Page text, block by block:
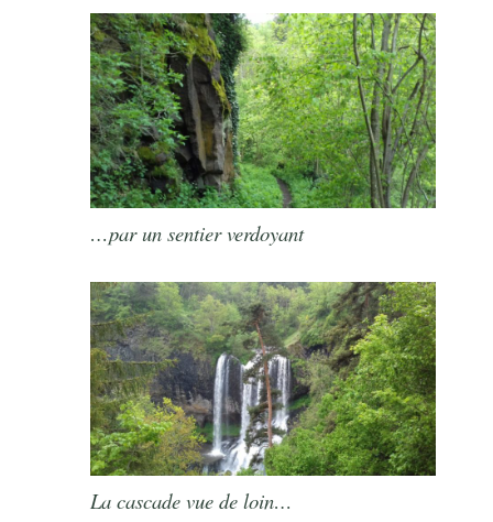
…par un sentier verdoyant
La cascade vue de loin…